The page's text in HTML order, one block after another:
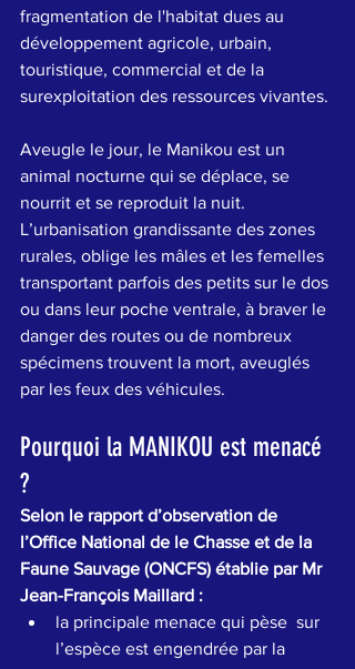
fragmentation de l'habitat dues au
développement agricole, urbain,
touristique, commercial et de la
surexploitation des ressources vivantes.
Aveugle le jour, le Manikou est un
animal nocturne qui se déplace, se
nourrit et se reproduit la nuit.
L’urbanisation grandissante des zones
rurales, oblige les mâles et les femelles
transportant parfois des petits sur le dos
ou dans leur poche ventrale, à braver le
danger des routes ou de nombreux
spécimens trouvent la mort, aveuglés
par les feux des véhicules.
Pourquoi la MANIKOU est menacé
?
Selon le rapport d’observation de
l’Office National de le Chasse et de la
Faune Sauvage (ONCFS) établie par Mr
Jean-François Maillard :
la principale menace qui pèse  sur
l’espèce est engendrée par la